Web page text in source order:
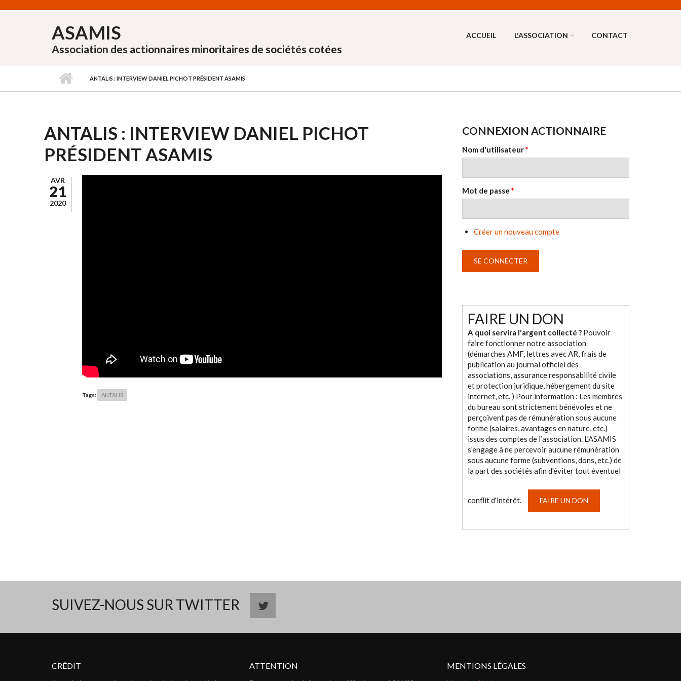
ASAMIS
Association des actionnaires minoritaires de sociétés cotées
ACCUEIL L'ASSOCIATION CONTACT
ANTALIS : INTERVIEW DANIEL PICHOT PRÉSIDENT ASAMIS
ANTALIS : INTERVIEW DANIEL PICHOT
PRÉSIDENT ASAMIS
AVR
21
2020
Tags: ANTALIS
CONNEXION ACTIONNAIRE
Nom d'utilisateur*
Mot de passe *
Créer un nouveau compte
FAIRE UN DON
A quoi servira l'argent collecté ? Pouvoir
faire fonctionner notre association
(démarches AMF, lettres avec AR, frais de
publication au journal officiel des
associations, assurance responsabilité civile
et protection juridique, hébergement du site
internet, etc. ) Pour information : Les membres
du bureau sont strictement bénévoles et ne
perçoivent pas de rémunération sous aucune
forme (salaires, avantages en nature, etc.)
issus des comptes de l’association. L'ASAMIS
s'engage à ne percevoir aucune rémunération
sous aucune forme (subventions, dons, etc.) de
la part des sociétés afin d'éviter tout éventuel
conflit d'intérêt. FAIRE UN DON
SUIVEZ-NOUS SUR TWITTER
CRÉDIT ATTENTION MENTIONS LÉGALES